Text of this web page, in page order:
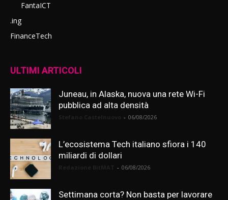
FantaICT
.ing
FinanceTech
ULTIMI ARTICOLI
Juneau, in Alaska, nuova una rete Wi-Fi
pubblica ad alta densità
- 06/08/2026
L’ecosistema Tech italiano sfiora i 140
miliardi di dollari
- 06/08/2026
Settimana corta? Non basta per lavorare